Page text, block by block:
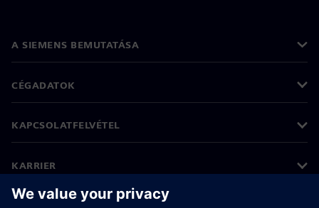
A SIEMENS BEMUTATÁSA
CÉGADATOK
KAPCSOLATFELVÉTEL
KARRIER